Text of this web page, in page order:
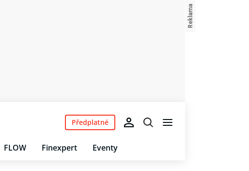
FLOW Finexpert Eventy
Předplatné